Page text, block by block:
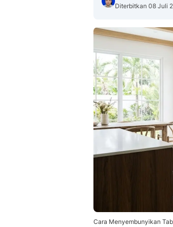
Diterbitkan 08 Juli
Cara Menyembunyikan